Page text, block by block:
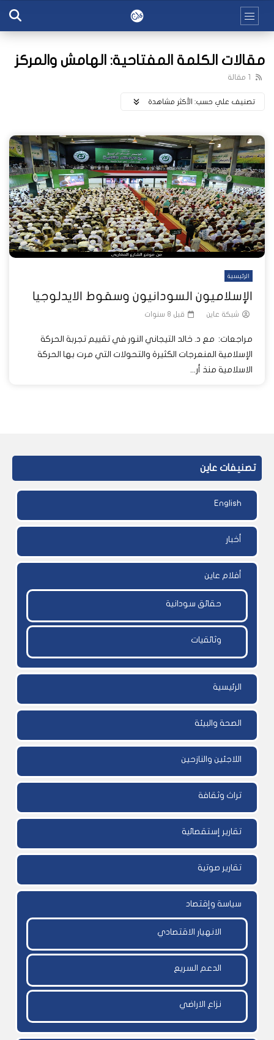
مقالات الكلمة المفتاحية: الهامش والمركز
1 مقالة
تصنيف علي حسب: اﻷكثر مشاهدة
الرئيسية
الإسلاميون السودانيون وسقوط الايدلوجيا
شبكة عاين قبل 8 سنوات
مراجعات: مع د. خالد التيجاني النور في تقييم تجربة الحركة
الإسلامية المنعرجات الكثيرة والتحولات التي مرت بها الحركة
الاسلامية منذ أر...
تصنيفات عاين
English
أخبار
أفلام عاين
حقائق سودانية
وثائقيات
الرئيسية
الصحة والبيئة
اللاجئين والنازحين
تراث وثقافة
تقارير إستقصائية
تقارير صوتية
سياسة وإقتصاد
الانهيار الاقتصادي
الدعم السريع
نزاع الاراضي